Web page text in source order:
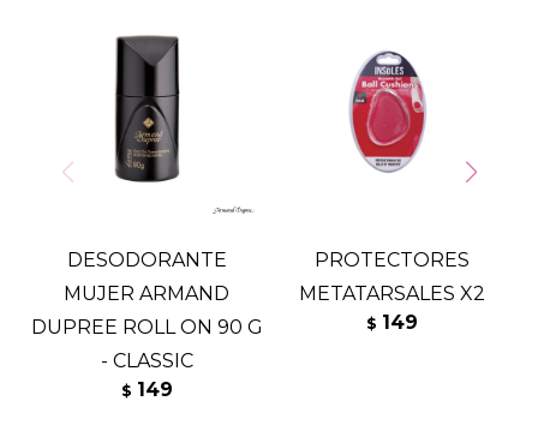
DESODORANTE
MUJER ARMAND
DUPREE ROLL ON 90 G
- CLASSIC
$ 149
PROTECTORES
METATARSALES X2
$ 149